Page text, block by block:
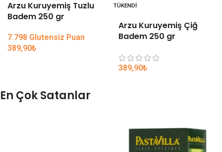
Arzu Kuruyemiş Tuzlu
Badem 250 gr
7.798 Glutensiz Puan
389,90₺
TÜKENDI
Arzu Kuruyemiş Çiğ
Badem 250 gr
389,90₺
En Çok Satanlar